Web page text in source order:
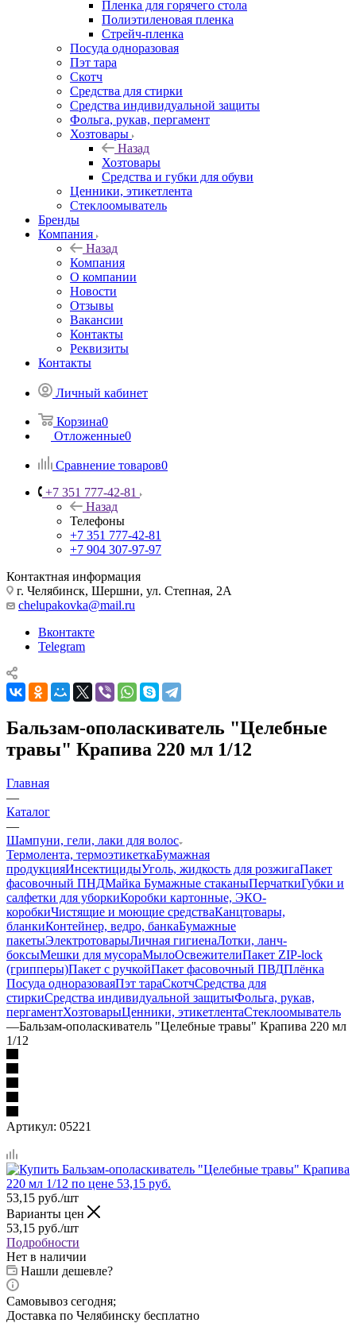
Пленка для горячего стола
Полиэтиленовая пленка
Стрейч-пленка
Посуда одноразовая
Пэт тара
Скотч
Средства для стирки
Средства индивидуальной защиты
Фольга, рукав, пергамент
Хозтовары
Назад
Хозтовары
Средства и губки для обуви
Ценники, этикетлента
Стеклоомыватель
Бренды
Компания
Назад
Компания
О компании
Новости
Отзывы
Вакансии
Контакты
Реквизиты
Контакты
Личный кабинет
Корзина0
Отложенные0
Сравнение товаров0
+7 351 777-42-81
Назад
Телефоны
+7 351 777-42-81
+7 904 307-97-97
Контактная информация
г. Челябинск, Шершни, ул. Степная, 2А
chelupakovka@mail.ru
Вконтакте
Telegram
Бальзам-ополаскиватель "Целебные
травы" Крапива 220 мл 1/12
Главная
—
Каталог
—
Шампуни, гели, лаки для волос
Термолента, термоэтикеткаБумажная
продукцияИнсектицидыУголь, жидкость для розжигаПакет
фасовочный ПНДМайка Бумажные стаканыПерчаткиГубки и
салфетки для уборкиКоробки картонные, ЭКО-
коробкиЧистящие и моющие средстваКанцтовары,
бланкиКонтейнер, ведро, банкаБумажные
пакетыЭлектротоварыЛичная гигиенаЛотки, ланч-
боксыМешки для мусораМылоОсвежителиПакет ZIP-lock
(грипперы)Пакет с ручкойПакет фасовочный ПВДПлёнка
Посуда одноразоваяПэт тараСкотчСредства для
стиркиСредства индивидуальной защитыФольга, рукав,
пергаментХозтоварыЦенники, этикетлентаСтеклоомыватель
—Бальзам-ополаскиватель "Целебные травы" Крапива 220 мл
1/12
Артикул: 05221
53,15 руб./шт
Варианты цен
53,15 руб./шт
Подробности
Нет в наличии
Нашли дешевле?
Самовывоз сегодня;
Доставка по Челябинску бесплатно